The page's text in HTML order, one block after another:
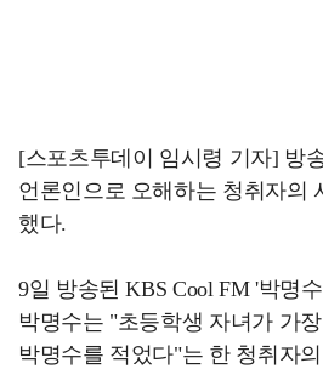
[스포츠투데이 임시령 기자] 방
언론인으로 오해하는 청취자의
했다.
9일 방송된 KBS Cool FM '박명
박명수는 "초등학생 자녀가 가
박명수를 적었다"는 한 청취자